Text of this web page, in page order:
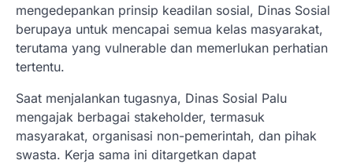
mengedepankan prinsip keadilan sosial, Dinas Sosial
berupaya untuk mencapai semua kelas masyarakat,
terutama yang vulnerable dan memerlukan perhatian
tertentu.
Saat menjalankan tugasnya, Dinas Sosial Palu
mengajak berbagai stakeholder, termasuk
masyarakat, organisasi non-pemerintah, dan pihak
swasta. Kerja sama ini ditargetkan dapat